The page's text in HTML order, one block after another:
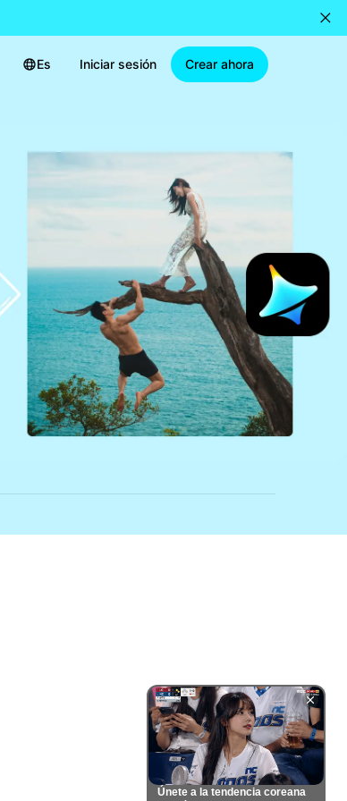
Es Iniciar sesión
Crear ahora
Únete a la tendencia coreana